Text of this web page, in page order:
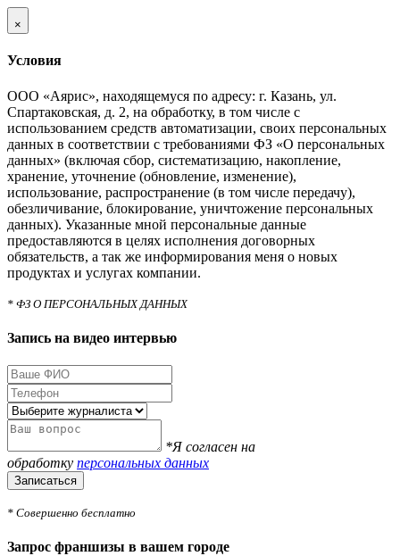
×
Условия
ООО «Аярис», находящемуся по адресу: г. Казань, ул.
Спартаковская, д. 2, на обработку, в том числе с
использованием средств автоматизации, своих персональных
данных в соответствии с требованиями ФЗ «О персональных
данных» (включая сбор, систематизацию, накопление,
хранение, уточнение (обновление, изменение),
использование, распространение (в том числе передачу),
обезличивание, блокирование, уничтожение персональных
данных). Указанные мной персональные данные
предоставляются в целях исполнения договорных
обязательств, а так же информирования меня о новых
продуктах и услугах компании.
* ФЗ О ПЕРСОНАЛЬНЫХ ДАННЫХ
Запись на видео интервью
*Я согласен на
обработку персональных данных
Записаться
* Совершенно бесплатно
Запрос франшизы в вашем городе